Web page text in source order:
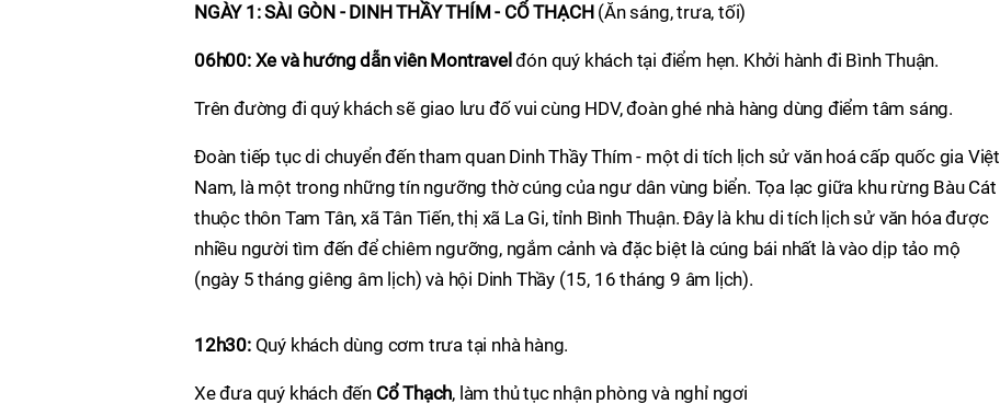
NGÀY 1: SÀI GÒN - DINH THẦY THÍM - CỔ THẠCH (Ăn sáng, trưa, tối)
06h00: Xe và hướng dẫn viên Montravel đón quý khách tại điểm hẹn. Khởi hành đi Bình Thuận.
Trên đường đi quý khách sẽ giao lưu đố vui cùng HDV, đoàn ghé nhà hàng dùng điểm tâm sáng.
Đoàn tiếp tục di chuyển đến tham quan Dinh Thầy Thím - một di tích lịch sử văn hoá cấp quốc gia Việt
Nam, là một trong những tín ngưỡng thờ cúng của ngư dân vùng biển. Tọa lạc giữa khu rừng Bàu Cát
thuộc thôn Tam Tân, xã Tân Tiến, thị xã La Gi, tỉnh Bình Thuận. Đây là khu di tích lịch sử văn hóa được
nhiều người tìm đến để chiêm ngưỡng, ngắm cảnh và đặc biệt là cúng bái nhất là vào dịp tảo mộ
(ngày 5 tháng giêng âm lịch) và hội Dinh Thầy (15, 16 tháng 9 âm lịch).
12h30:Quý khách dùng cơm trưa tại nhà hàng.
Xe đưa quý khách đến Cổ Thạch, làm thủ tục nhận phòng và nghỉ ngơi